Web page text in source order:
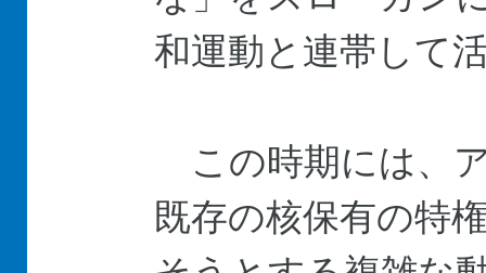
和運動と連帯して
この時期には、
既存の核保有の特